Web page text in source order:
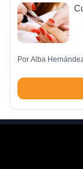
Por Alba